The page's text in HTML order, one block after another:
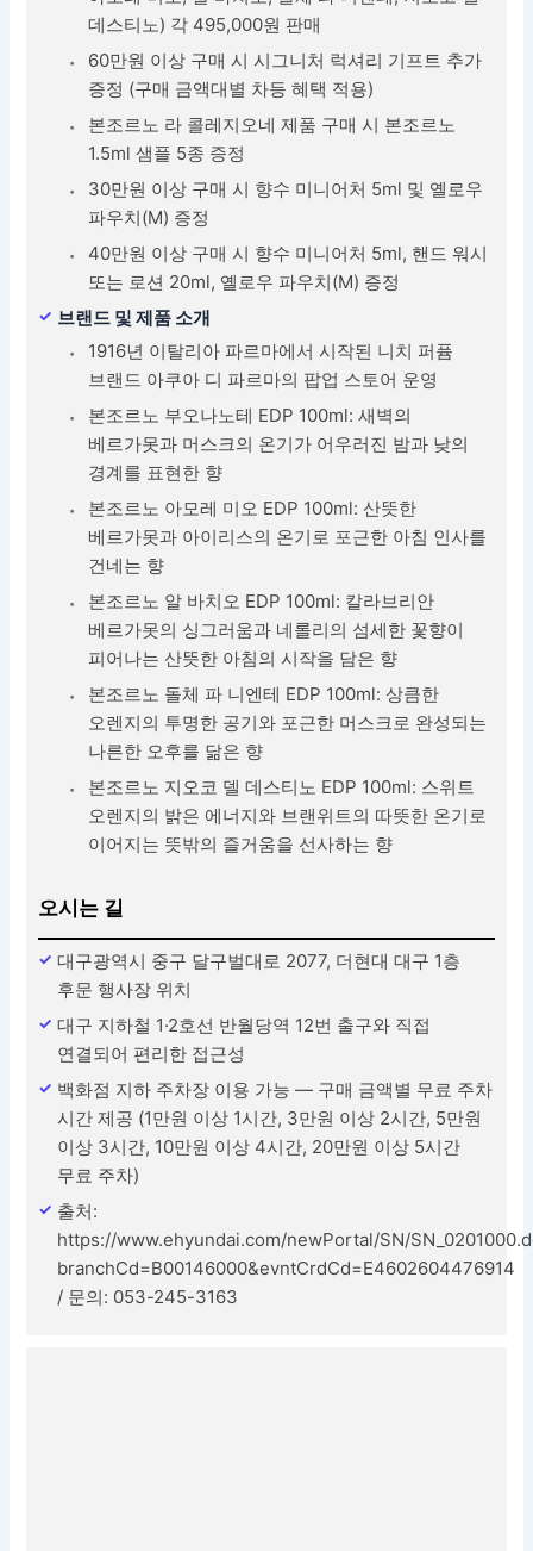
데스티노) 각 495,000원 판매
60만원 이상 구매 시 시그니처 럭셔리 기프트 추가
증정 (구매 금액대별 차등 혜택 적용)
본조르노 라 콜레지오네 제품 구매 시 본조르노
1.5ml 샘플 5종 증정
30만원 이상 구매 시 향수 미니어처 5ml 및 옐로우
파우치(M) 증정
40만원 이상 구매 시 향수 미니어처 5ml, 핸드 워시
또는 로션 20ml, 옐로우 파우치(M) 증정
브랜드 및 제품 소개
1916년 이탈리아 파르마에서 시작된 니치 퍼퓸
브랜드 아쿠아 디 파르마의 팝업 스토어 운영
본조르노 부오나노테 EDP 100ml: 새벽의
베르가못과 머스크의 온기가 어우러진 밤과 낮의
경계를 표현한 향
본조르노 아모레 미오 EDP 100ml: 산뜻한
베르가못과 아이리스의 온기로 포근한 아침 인사를
건네는 향
본조르노 알 바치오 EDP 100ml: 칼라브리안
베르가못의 싱그러움과 네롤리의 섬세한 꽃향이
피어나는 산뜻한 아침의 시작을 담은 향
본조르노 돌체 파 니엔테 EDP 100ml: 상큼한
오렌지의 투명한 공기와 포근한 머스크로 완성되는
나른한 오후를 닮은 향
본조르노 지오코 델 데스티노 EDP 100ml: 스위트
오렌지의 밝은 에너지와 브랜위트의 따뜻한 온기로
이어지는 뜻밖의 즐거움을 선사하는 향
오시는 길
대구광역시 중구 달구벌대로 2077, 더현대 대구 1층
후문 행사장 위치
대구 지하철 1·2호선 반월당역 12번 출구와 직접
연결되어 편리한 접근성
백화점 지하 주차장 이용 가능 — 구매 금액별 무료 주차
시간 제공 (1만원 이상 1시간, 3만원 이상 2시간, 5만원
이상 3시간, 10만원 이상 4시간, 20만원 이상 5시간
무료 주차)
출처:
https://www.ehyundai.com/newPortal/SN/
branchCd=B00146000&evntCrdCd=E4602604476914
/ 문의: 053-245-3163